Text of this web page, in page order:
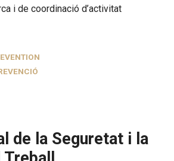
i de coordinació d’activitat
de la Seguretat i la